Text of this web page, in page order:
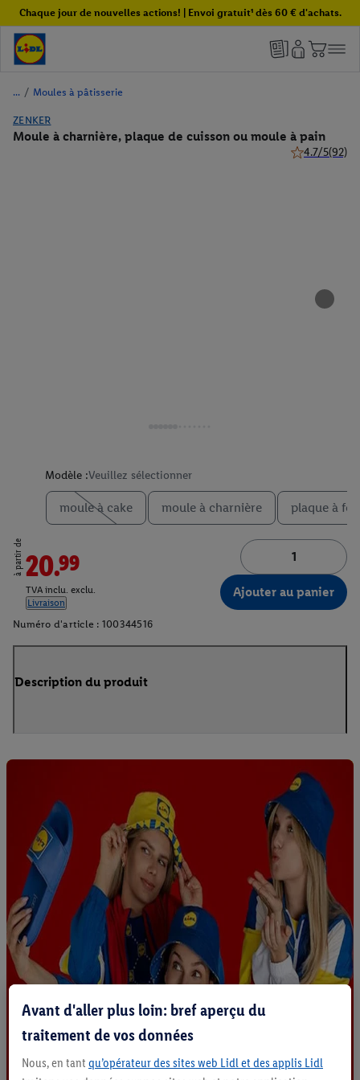
Chaque jour de nouvelles actions! | Envoi gratuit¹ dès 60 € d'achats.
/ Moules à pâtisserie
ZENKER
Moule à charnière, plaque de cuisson ou moule à pain
4.7/5(92)
Modèle :Veuillez sélectionner
moule à cake moule à charnière plaque à
à partir de20.99
TVA inclu. exclu.
Livraison
Ajouter au panier
Numéro d'article : 100344516
Description du produit
Avant d'aller plus loin: bref aperçu du
traitement de vos données
Nous, en tant qu’opérateur des sites web Lidl et des applis Lidl